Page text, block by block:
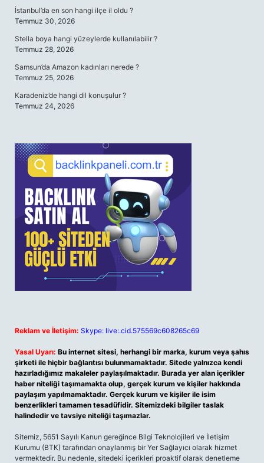
İstanbul’da en son hangi ilçe il oldu ?
Temmuz 30, 2026
Stella boya hangi yüzeylerde kullanılabilir ?
Temmuz 28, 2026
Samsun’da Amazon kadınları nerede ?
Temmuz 25, 2026
Karadeniz’de hangi dil konuşulur ?
Temmuz 24, 2026
Reklam ve İletişim: Skype: live:.cid.575569c608265c69
Yasal Uyarı: Bu internet sitesi, herhangi bir marka, kurum veya şahıs
şirketi ile hiçbir bağlantısı bulunmamaktadır. Sitede yalnızca kendi
hazırladığımız makaleler paylaşılmaktadır. Burada yer alan içerikler
haber niteliği taşımamakta olup, gerçek kurum ve kişiler hakkında
paylaşım yapılmamaktadır. Gerçek kurum ve kişiler ile isim
benzerlikleri tamamen tesadüfidir. Sitemizdeki bilgiler taslak
halindedir ve tavsiye niteliği taşımazlar.
Sitemiz, 5651 Sayılı Kanun gereğince Bilgi Teknolojileri ve İletişim
Kurumu (BTK) tarafından onaylanmış bir Yer Sağlayıcı olarak hizmet
vermektedir. Bu nedenle, sitedeki içerikleri proaktif olarak denetleme